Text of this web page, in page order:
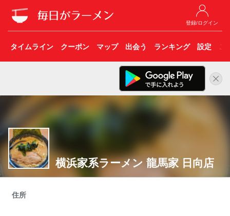
登録/ログイン
タイムライン クーポン マップ 出会う ランキング 設定 こ
横浜家系ラーメン 龍馬家 日向店
住所